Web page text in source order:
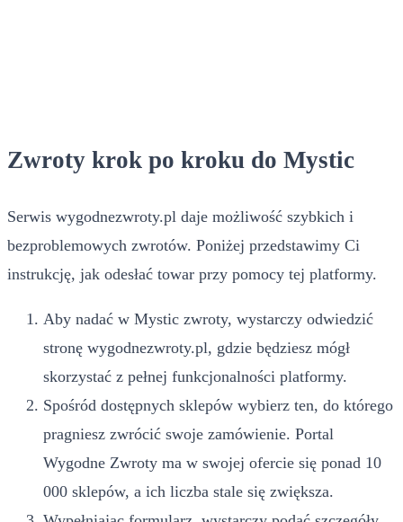
Zwroty krok po kroku do Mystic
Serwis wygodnezwroty.pl daje możliwość szybkich i
bezproblemowych zwrotów. Poniżej przedstawimy Ci
instrukcję, jak odesłać towar przy pomocy tej platformy.
Aby nadać w Mystic zwroty, wystarczy odwiedzić
stronę wygodnezwroty.pl, gdzie będziesz mógł
skorzystać z pełnej funkcjonalności platformy.
Spośród dostępnych sklepów wybierz ten, do którego
pragniesz zwrócić swoje zamówienie. Portal
Wygodne Zwroty ma w swojej ofercie się ponad 10
000 sklepów, a ich liczba stale się zwiększa.